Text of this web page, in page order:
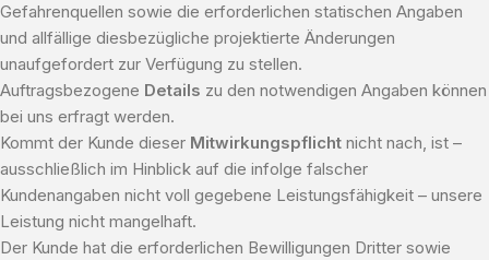
Gefahrenquellen sowie die erforderlichen statischen Angaben
und allfällige diesbezügliche projektierte Änderungen
unaufgefordert zur Verfügung zu stellen.
Auftragsbezogene Details zu den notwendigen Angaben können
bei uns erfragt werden.
Kommt der Kunde dieser Mitwirkungspflicht nicht nach, ist –
ausschließlich im Hinblick auf die infolge falscher
Kundenangaben nicht voll gegebene Leistungsfähigkeit – unsere
Leistung nicht mangelhaft.
Der Kunde hat die erforderlichen Bewilligungen Dritter sowie